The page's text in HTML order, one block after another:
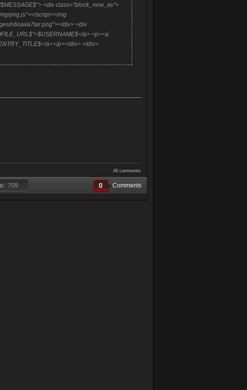
<div class="block_new_av">
png.js"></script><img
n6oava7tar.png"></div> <div
a> <p><a
a></p></div> </div>
All comments
709 0 Comments